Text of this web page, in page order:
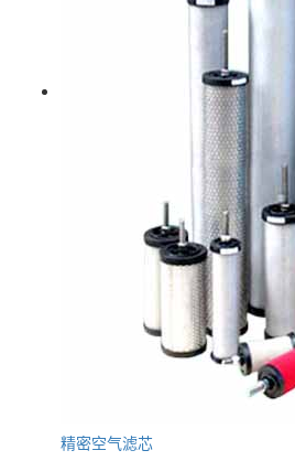
精密空气滤芯